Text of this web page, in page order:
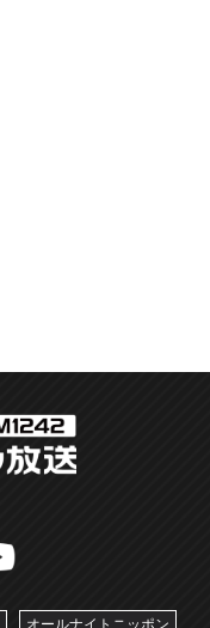
オールナイトニッポン